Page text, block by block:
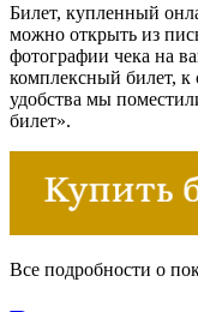
Билет, купленный
можно открыть из
фотографии чека на
комплексный билет,
удобства мы
билет».
Все подробности о